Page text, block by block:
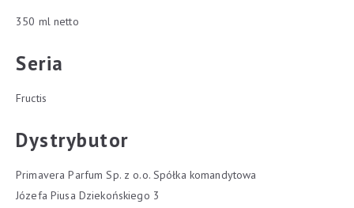
350 ml netto
Seria
Fructis
Dystrybutor
Primavera Parfum Sp. z o.o. Spółka komandytowa
Józefa Piusa Dziekońskiego 3